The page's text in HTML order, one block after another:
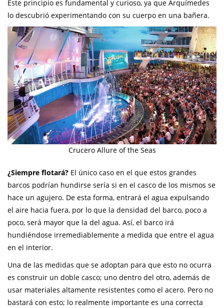
Este principio es fundamental y curioso, ya que Arquímedes
lo descubrió experimentando con su cuerpo en una bañera.
Crucero Allure of the Seas
¿Siempre flotará? El único caso en el que estos grandes
barcos podrían hundirse sería si en el casco de los mismos se
hace un agujero. De esta forma, entrará el agua expulsando
el aire hacia fuera, por lo que la densidad del barco, poco a
poco, será mayor que la del agua. Así, el barco irá
hundiéndose irremediablemente a medida que entre el agua
en el interior.
Una de las medidas que se adoptan para que esto no ocurra
es construir un doble casco; uno dentro del otro, además de
usar materiales altamente resistentes como el acero. Pero no
bastará con esto; lo realmente importante es una correcta